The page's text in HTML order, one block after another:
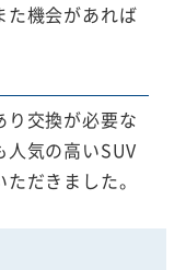
た機会があれば
り交換が必要な
気の高いSUV
だきました。